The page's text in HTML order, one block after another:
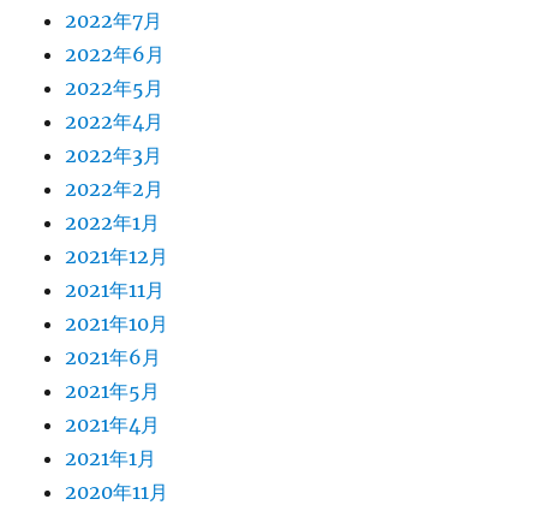
2022年7月
2022年6月
2022年5月
2022年4月
2022年3月
2022年2月
2022年1月
2021年12月
2021年11月
2021年10月
2021年6月
2021年5月
2021年4月
2021年1月
2020年11月